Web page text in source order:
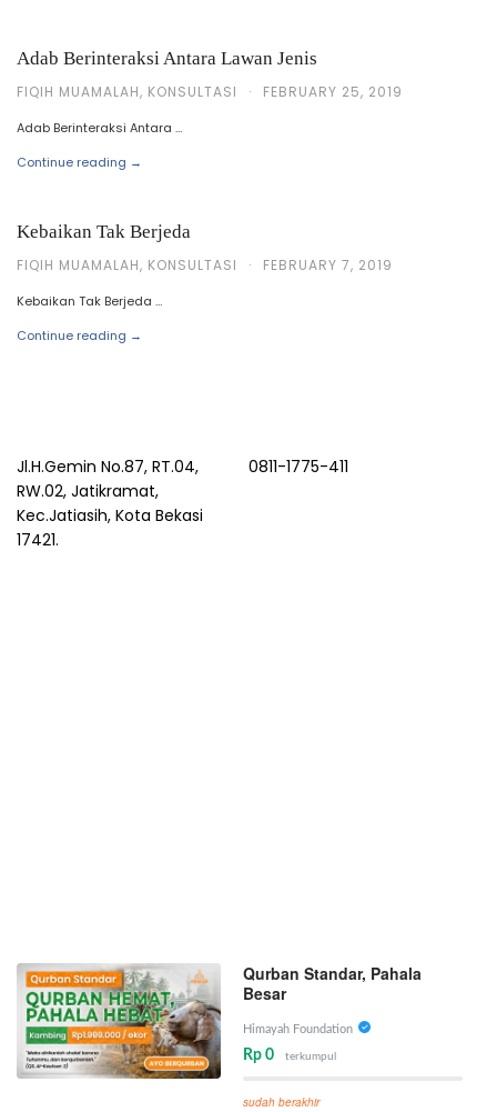
Adab Berinteraksi Antara Lawan Jenis
FIQIH MUAMALAH, KONSULTASI · FEBRUARY 25, 2019
Adab Berinteraksi Antara …
Continue reading →
Kebaikan Tak Berjeda
FIQIH MUAMALAH, KONSULTASI · FEBRUARY 7, 2019
Kebaikan Tak Berjeda …
Continue reading →
Jl.H.Gemin No.87, RT.04,
RW.02, Jatikramat,
Kec.Jatiasih, Kota Bekasi
17421.
0811-1775-411
Qurban Standar, Pahala
Besar
Himayah Foundation
Rp 0 terkumpul
sudah berakhir